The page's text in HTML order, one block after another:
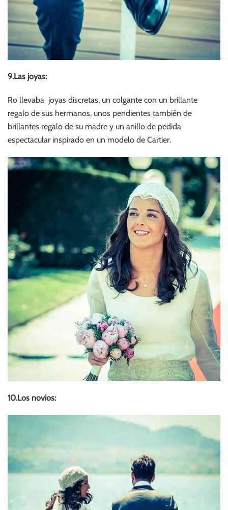
9.Las joyas:
Ro llevaba joyas discretas, un colgante con un brillante
regalo de sus hermanos, unos pendientes también de
brillantes regalo de su madre y un anillo de pedida
espectacular inspirado en un modelo de Cartier.
10.Los novios: